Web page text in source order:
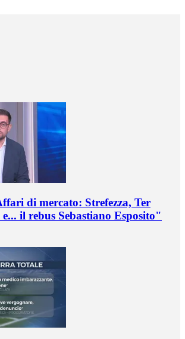
di mercato: Strefezza, Ter
il rebus Sebastiano Esposito"